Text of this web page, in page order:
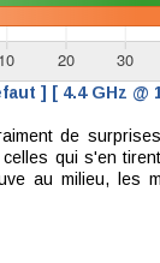
] [ 4.4 GHz @
de
qui s'en
au milieu, les